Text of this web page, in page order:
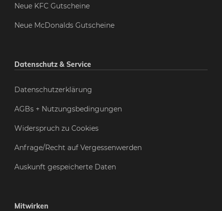
Neue KFC Gutscheine
Neue McDonalds Gutscheine
Datenschutz & Service
Datenschutzerklärung
AGBs + Nutzungsbedingungen
Widerspruch zu Cookies
Anfrage/Recht auf Vergessenwerden
Auskunft gespeicherte Daten
Mitwirken